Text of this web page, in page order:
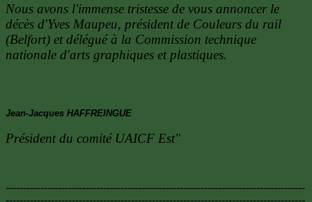
Nous avons l'immense tristesse de vous annoncer le
décès d'Yves Maupeu, président de Couleurs du rail
(Belfort) et délégué à la Commission technique
nationale d'arts graphiques et plastiques.
Jean-Jacques HAFFREINGUE
Président du comité UAICF Est"
--------------------------------------------------------------------------------------
--------------------------------------------------------------------------------------